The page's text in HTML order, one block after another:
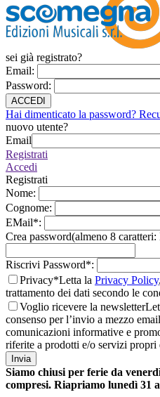
sei già registrato?
Email:
Password:
ACCEDI
Hai dimenticato la password?
nuovo utente?
Email
Registrati
Accedi
Registrati
Nome:
Cognome:
EMail*:
Crea password(almeno 8
Riscrivi Password*:
Privacy*Letta la Privacy Policy
trattamento dei dati secondo le
Voglio ricevere la newsletter
consenso per l’invio a mezzo
comunicazioni informative e
riferite a prodotti e/o servizi propri
Invia
Siamo chiusi per ferie da
compresi. Riapriamo lunedì 31